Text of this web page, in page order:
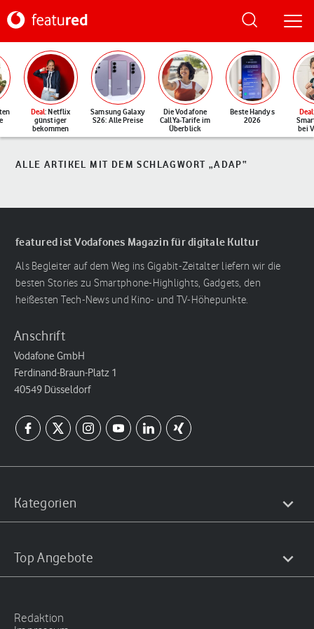
Deal: Netflix
günstiger
bekommen
Samsung Galaxy
S26: Alle Preise
Die Vodafone
CallYa-Tarife im
Überblick
Beste Handys
2026
Deal
bei
ALLE ARTIKEL MIT DEM SCHLAGWORT „ADAP“
featured ist Vodafones Magazin für digitale Kultur
Als Begleiter auf dem Weg ins Gigabit-Zeitalter liefern wir die
besten Stories zu Smartphone-Highlights, Gadgets, den
heißesten Tech-News und Kino- und TV-Höhepunkte.
Anschrift
Vodafone GmbH
Ferdinand-Braun-Platz 1
40549 Düsseldorf
Kategorien
Top Angebote
Redaktion